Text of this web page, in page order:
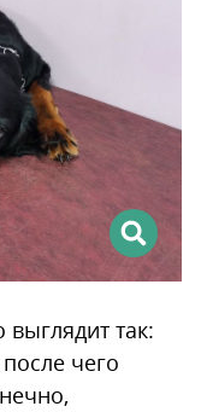
так:
чего